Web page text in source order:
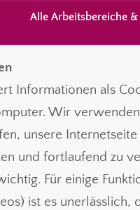
Alle Arbeitsbereiche &
Informationen als
Wir
unsere Internetseite
und fortlaufend zu
Für einige
ist es unerlässlich,